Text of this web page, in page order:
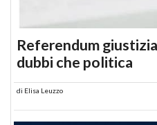
Referendum
dubbi che politica
di Elisa Leuzzo